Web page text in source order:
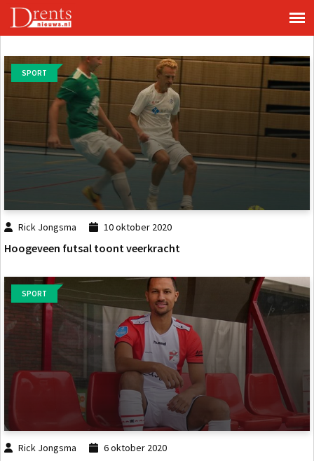
SPORT
Rick Jongsma 10 oktober 2020
Hoogeveen futsal toont veerkracht
SPORT
Rick Jongsma 6 oktober 2020